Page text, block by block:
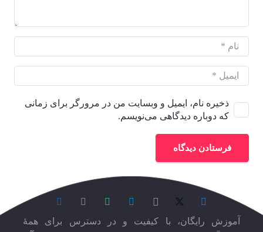
ذخیره نام، ایمیل و وبسایت من در مرورگر برای زمانی
که دوباره دیدگاهی می‌نویسم.
فرستادن دیدگاه
آموزش رایگان، با کیفیت و در دسترس برای همۀ